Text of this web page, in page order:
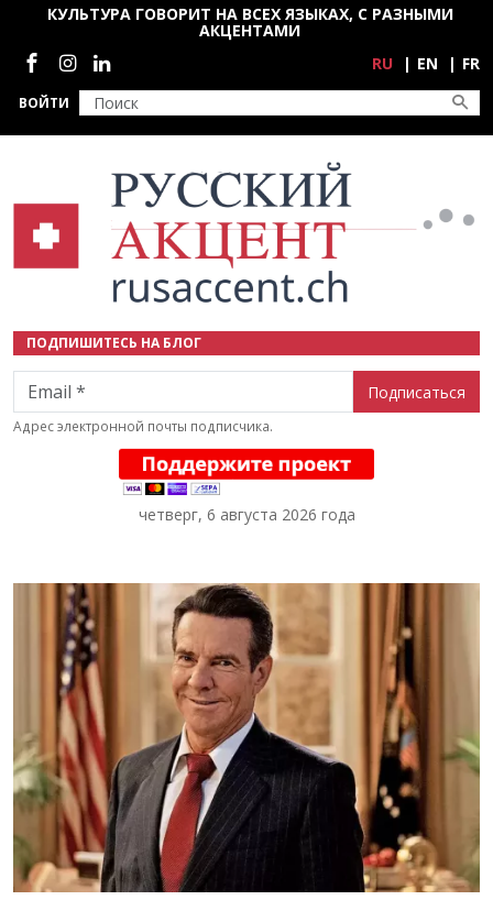
Перейти к основному содержанию
ВОЙТИ
КУЛЬТУРА ГОВОРИТ НА ВСЕХ ЯЗЫКАХ, С РАЗНЫМИ
АКЦЕНТАМИ
Социальные сети
RU EN FR
ПОДПИШИТЕСЬ НА БЛОГ
Email
Адрес электронной почты подписчика.
четверг, 6 августа 2026 года